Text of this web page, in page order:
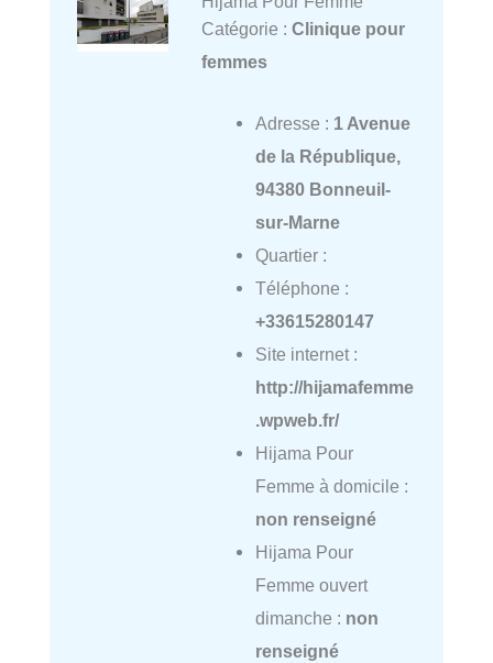
Catégorie : Clinique pour
femmes
Adresse : 1 Avenue
de la République,
94380 Bonneuil-
sur-Marne
Quartier :
Téléphone :
+33615280147
Site internet :
http://hijamafemme
.wpweb.fr/
Hijama Pour
Femme à domicile :
non renseigné
Hijama Pour
Femme ouvert
dimanche : non
renseigné